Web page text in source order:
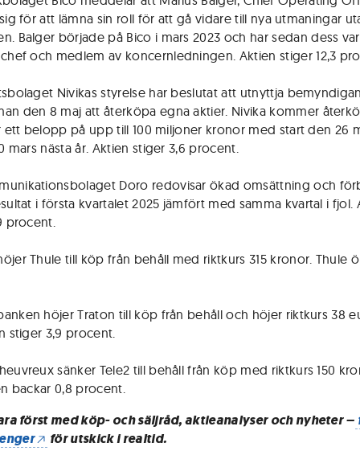
för att lämna sin roll för att gå vidare till nya utmaningar
Balger började på Bico i mars 2023 och har sedan dess
och medlem av koncernledningen. Aktien stiger 12,3
Nivikas styrelse har beslutat att utnyttja
den 8 maj att återköpa egna aktier. Nivika kommer
ett belopp på upp till 100 miljoner kronor med start den 26
mars nästa år. Aktien stiger 3,6 procent.
Doro redovisar ökad omsättning och
i första kvartalet 2025 jämfört med samma kvartal i fjol.
procent.
Thule till köp från behåll med riktkurs 315 kronor. Thule
höjer Traton till köp från behåll och höjer riktkurs 38
stiger 3,9 procent.
sänker Tele2 till behåll från köp med riktkurs 150
backar 0,8 procent.
först med köp- och säljråd, aktieanalyser och nyheter –
för utskick i realtid.